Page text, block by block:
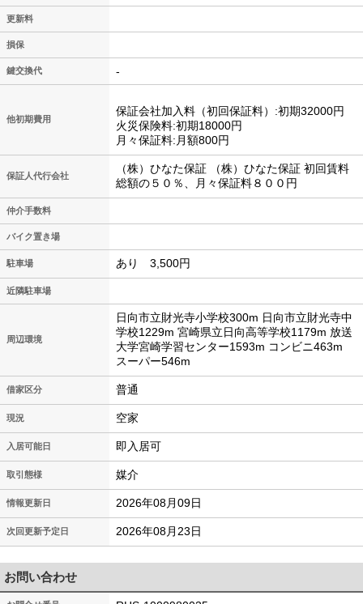
更新料
損保
鍵交換代 -
他初期費用
保証会社加入料（初回保証料）:初期32000円
火災保険料:初期18000円
月々保証料:月額800円
保証人代行会社
（株）ひなた保証 （株）ひなた保証 初回賃料
総額の５０％、月々保証料８００円
仲介手数料
バイク置き場
駐車場 あり 3,500円
近隣駐車場
周辺環境
日向市立財光寺小学校300m 日向市立財光寺中
学校1229m 宮崎県立日向高等学校1179m 放送
大学宮崎学習センター1593m コンビニ463m
スーパー546m
借家区分 普通
現況 空家
入居可能日 即入居可
取引態様 媒介
情報更新日 2026年08月09日
次回更新予定日 2026年08月23日
お問い合わせ